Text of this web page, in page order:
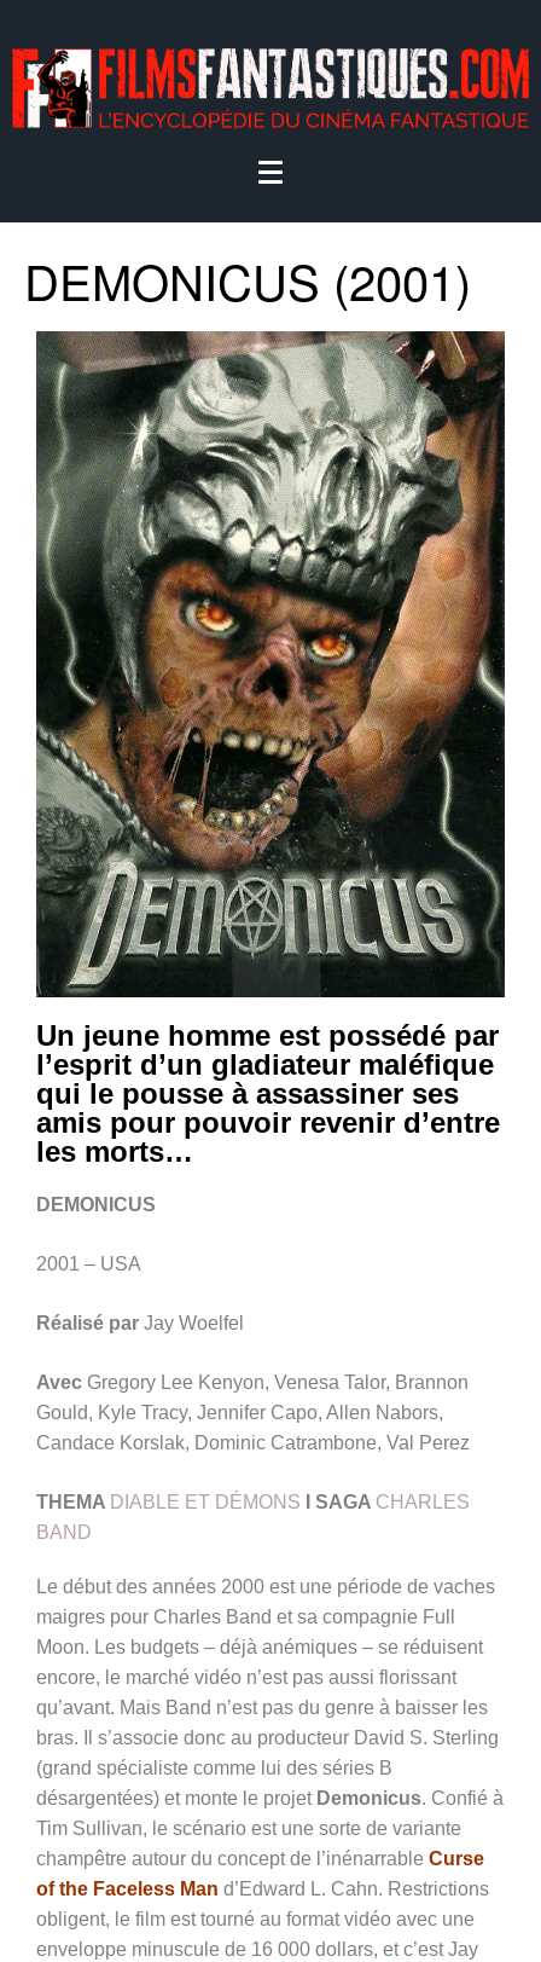
DEMONICUS (2001)
Un jeune homme est possédé par
l’esprit d’un gladiateur maléfique
qui le pousse à assassiner ses
amis pour pouvoir revenir d’entre
les morts…
DEMONICUS
2001 – USA
Réalisé par Jay Woelfel
Avec Gregory Lee Kenyon, Venesa Talor, Brannon
Gould, Kyle Tracy, Jennifer Capo, Allen Nabors,
Candace Korslak, Dominic Catrambone, Val Perez
THEMA DIABLE ET DÉMONS I SAGA CHARLES
BAND
Le début des années 2000 est une période de vaches
maigres pour Charles Band et sa compagnie Full
Moon. Les budgets – déjà anémiques – se réduisent
encore, le marché vidéo n’est pas aussi florissant
qu’avant. Mais Band n’est pas du genre à baisser les
bras. Il s’associe donc au producteur David S. Sterling
(grand spécialiste comme lui des séries B
désargentées) et monte le projet Demonicus. Confié à
Tim Sullivan, le scénario est une sorte de variante
champêtre autour du concept de l’inénarrable Curse
of the Faceless Man d’Edward L. Cahn. Restrictions
obligent, le film est tourné au format vidéo avec une
enveloppe minuscule de 16 000 dollars, et c’est Jay